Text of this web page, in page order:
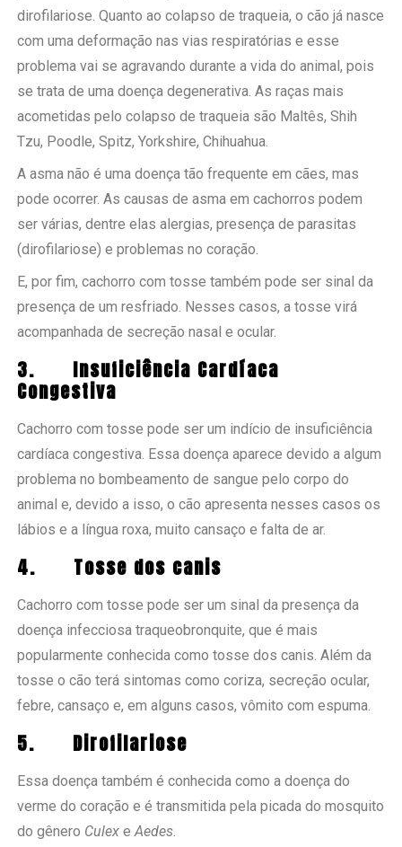
dirofilariose. Quanto ao colapso de traqueia, o cão já nasce
com uma deformação nas vias respiratórias e esse
problema vai se agravando durante a vida do animal, pois
se trata de uma doença degenerativa. As raças mais
acometidas pelo colapso de traqueia são Maltês, Shih
Tzu, Poodle, Spitz, Yorkshire, Chihuahua.
A asma não é uma doença tão frequente em cães, mas
pode ocorrer. As causas de asma em cachorros podem
ser várias, dentre elas alergias, presença de parasitas
(dirofilariose) e problemas no coração.
E, por fim, cachorro com tosse também pode ser sinal da
presença de um resfriado. Nesses casos, a tosse virá
acompanhada de secreção nasal e ocular.
3. Insuficiência Cardíaca
Congestiva
Cachorro com tosse pode ser um indício de insuficiência
cardíaca congestiva. Essa doença aparece devido a algum
problema no bombeamento de sangue pelo corpo do
animal e, devido a isso, o cão apresenta nesses casos os
lábios e a língua roxa, muito cansaço e falta de ar.
4. Tosse dos canis
Cachorro com tosse pode ser um sinal da presença da
doença infecciosa traqueobronquite, que é mais
popularmente conhecida como tosse dos canis. Além da
tosse o cão terá sintomas como coriza, secreção ocular,
febre, cansaço e, em alguns casos, vômito com espuma.
5. Dirofilariose
Essa doença também é conhecida como a doença do
verme do coração e é transmitida pela picada do mosquito
do gênero Culex eAedes